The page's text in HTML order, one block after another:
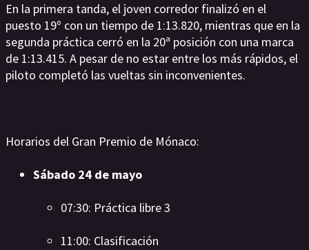
En la primera tanda, el joven corredor finalizó en el
puesto 19º con un tiempo de 1:13.820, mientras que en la
segunda práctica cerró en la 20ª posición con una marca
de 1:13.415. A pesar de no estar entre los más rápidos, el
piloto completó las vueltas sin inconvenientes.
Horarios del Gran Premio de Mónaco:
Sábado 24 de mayo
07:30: Práctica libre 3
11:00: Clasificación